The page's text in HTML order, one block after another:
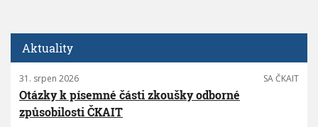
Aktuality
31. srpen 2026 SA ČKAIT
Otázky k písemné části zkoušky odborné
způsobilosti ČKAIT